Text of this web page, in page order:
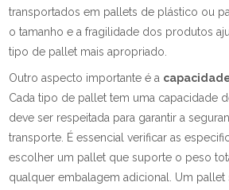
transportados em pallets de plástico ou
o tamanho e a fragilidade dos produtos
tipo de pallet mais apropriado.
Outro aspecto importante é a
Cada tipo de pallet tem uma capacidade
deve ser respeitada para garantir a
transporte. É essencial verificar as
escolher um pallet que suporte o peso
qualquer embalagem adicional. Um